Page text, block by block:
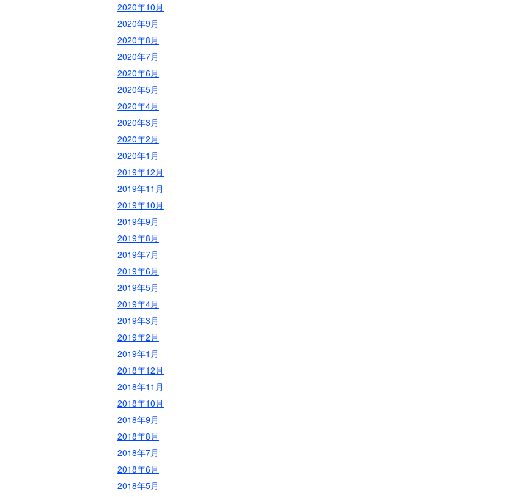
2020年10月
2020年9月
2020年8月
2020年7月
2020年6月
2020年5月
2020年4月
2020年3月
2020年2月
2020年1月
2019年12月
2019年11月
2019年10月
2019年9月
2019年8月
2019年7月
2019年6月
2019年5月
2019年4月
2019年3月
2019年2月
2019年1月
2018年12月
2018年11月
2018年10月
2018年9月
2018年8月
2018年7月
2018年6月
2018年5月